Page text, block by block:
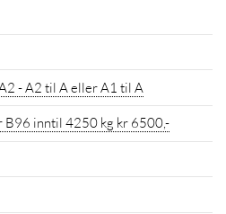
- A2 til A eller A1 til A
inntil 4250 kg kr 6500,-